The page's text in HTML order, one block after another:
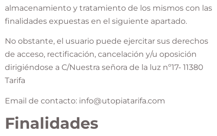
almacenamiento y tratamiento de los mismos con las
finalidades expuestas en el siguiente apartado.
No obstante, el usuario puede ejercitar sus derechos
de acceso, rectificación, cancelación y/u oposición
dirigiéndose a C/Nuestra señora de la luz nº17- 11380
Tarifa
Email de contacto: info@utopiatarifa.com
Finalidades